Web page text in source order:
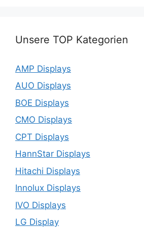
Unsere TOP Kategorien
AMP Displays
AUO Displays
BOE Displays
CMO Displays
CPT Displays
HannStar Displays
Hitachi Displays
Innolux Displays
IVO Displays
LG Display